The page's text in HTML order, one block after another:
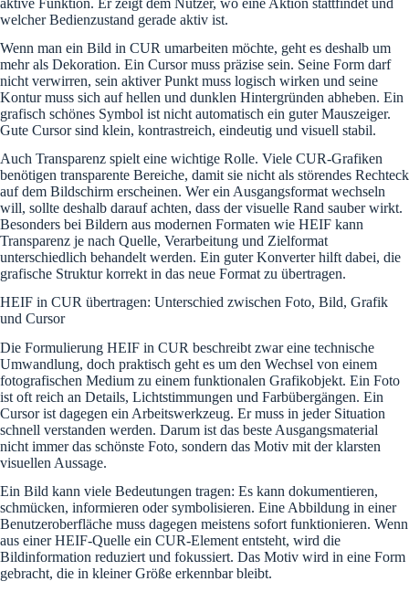
aktive Funktion. Er zeigt dem Nutzer, wo eine Aktion stattfindet und
welcher Bedienzustand gerade aktiv ist.
Wenn man ein Bild in CUR umarbeiten möchte, geht es deshalb um
mehr als Dekoration. Ein Cursor muss präzise sein. Seine Form darf
nicht verwirren, sein aktiver Punkt muss logisch wirken und seine
Kontur muss sich auf hellen und dunklen Hintergründen abheben. Ein
grafisch schönes Symbol ist nicht automatisch ein guter Mauszeiger.
Gute Cursor sind klein, kontrastreich, eindeutig und visuell stabil.
Auch Transparenz spielt eine wichtige Rolle. Viele CUR-Grafiken
benötigen transparente Bereiche, damit sie nicht als störendes Rechteck
auf dem Bildschirm erscheinen. Wer ein Ausgangsformat wechseln
will, sollte deshalb darauf achten, dass der visuelle Rand sauber wirkt.
Besonders bei Bildern aus modernen Formaten wie HEIF kann
Transparenz je nach Quelle, Verarbeitung und Zielformat
unterschiedlich behandelt werden. Ein guter Konverter hilft dabei, die
grafische Struktur korrekt in das neue Format zu übertragen.
HEIF in CUR übertragen: Unterschied zwischen Foto, Bild, Grafik
und Cursor
Die Formulierung HEIF in CUR beschreibt zwar eine technische
Umwandlung, doch praktisch geht es um den Wechsel von einem
fotografischen Medium zu einem funktionalen Grafikobjekt. Ein Foto
ist oft reich an Details, Lichtstimmungen und Farbübergängen. Ein
Cursor ist dagegen ein Arbeitswerkzeug. Er muss in jeder Situation
schnell verstanden werden. Darum ist das beste Ausgangsmaterial
nicht immer das schönste Foto, sondern das Motiv mit der klarsten
visuellen Aussage.
Ein Bild kann viele Bedeutungen tragen: Es kann dokumentieren,
schmücken, informieren oder symbolisieren. Eine Abbildung in einer
Benutzeroberfläche muss dagegen meistens sofort funktionieren. Wenn
aus einer HEIF-Quelle ein CUR-Element entsteht, wird die
Bildinformation reduziert und fokussiert. Das Motiv wird in eine Form
gebracht, die in kleiner Größe erkennbar bleibt.